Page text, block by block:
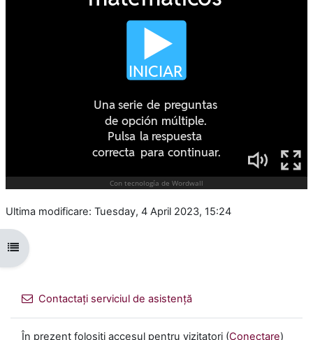
Deschide Indexul cursului
Ultima modificare: Tuesday, 4 April 2023, 15:24
Contactați serviciul de asistență
În prezent folosiți accesul pentru vizitatori (Conectare)